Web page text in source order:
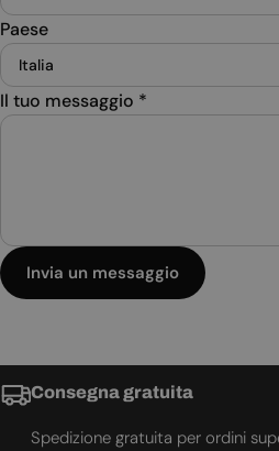
Paese
Il tuo messaggio *
Invia un messaggio
Consegna gratuita
Spedizione gratuita per ordini